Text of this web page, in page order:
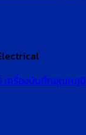
ครื่องบันทึกอุณหภูมิ